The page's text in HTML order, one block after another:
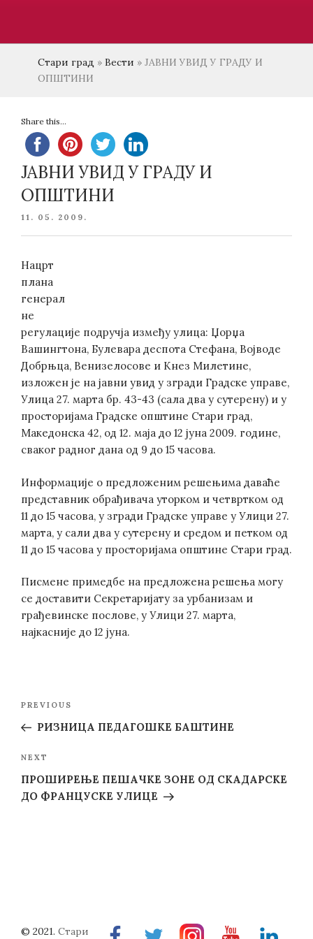
Стари град » Вести » ЈАВНИ УВИД У ГРАДУ И
ОПШТИНИ
Share this...
ЈАВНИ УВИД У ГРАДУ И
ОПШТИНИ
POSTED
11. 05. 2009.
Нацрт
плана
генерал
не
регулације подручја између улица: Џорџа
Вашингтона, Булевара деспота Стефана, Војводе
Добрњца, Венизелосове и Кнез Милетине,
изложен је на јавни увид у згради Градске управе,
Улица 27. марта бр. 43-43 (сала два у сутерену) и у
просторијама Градске општине Стари град,
Македонска 42, од 12. маја до 12 јуна 2009. године,
сваког радног дана од 9 до 15 часова.
Информације о предложеним решењима даваће
представник обрађивача уторком и четвртком од
11 до 15 часова, у згради Градске управе у Улици 27.
марта, у сали два у сутерену и средом и петком од
11 до 15 часова у просторијама општине Стари град.
Писмене примедбе на предложена решења могу
се доставити Секретаријату за урбанизам и
грађевинске послове, у Улици 27. марта,
најкасније до 12 јуна.
Previous
Post
PREVIOUS
РИЗНИЦА ПЕДАГОШКЕ БАШТИНЕ
Next
Post
NEXT
ПРОШИРЕЊЕ ПЕШАЧКЕ ЗОНЕ ОД СКАДАРСКЕ
ДО ФРАНЦУСКЕ УЛИЦЕ
FacebookTwitterInstragramYoutubeLinkedin
© 2021. Стари